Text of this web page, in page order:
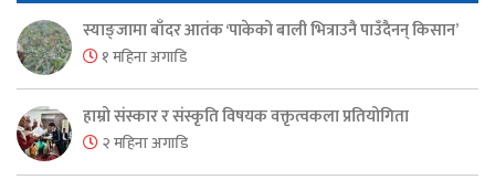
स्याङ्जामा बाँदर आतंक ‘पाकेको बाली भित्राउनै पाउँदैनन् किसान’
१ महिना अगाडि
हाम्रो संस्कार र संस्कृति विषयक वक्तृत्वकला प्रतियोगिता
२ महिना अगाडि